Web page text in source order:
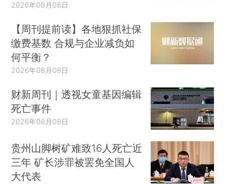
2026年08月08日
【周刊提前读】各地狠抓社保
缴费基数 合规与企业减负如
何平衡？
2026年08月08日
财新周刊｜透视女童基因编辑
死亡事件
2026年08月08日
贵州山脚树矿难致16人死亡近
三年 矿长涉罪被罢免全国人
大代表